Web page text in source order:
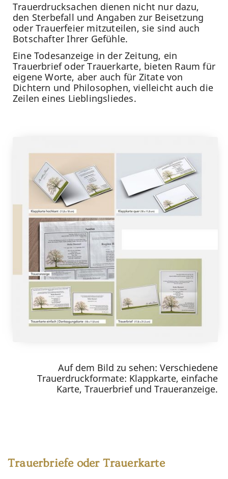
Trauerdrucksachen dienen nicht nur dazu,
den Sterbefall und Angaben zur Beisetzung
oder Trauerfeier mitzuteilen, sie sind auch
Botschafter Ihrer Gefühle.
Eine Todesanzeige in der Zeitung, ein
Trauerbrief oder Trauerkarte, bieten Raum für
eigene Worte, aber auch für Zitate von
Dichtern und Philosophen, vielleicht auch die
Zeilen eines Lieblingsliedes.
Auf dem Bild zu sehen: Verschiedene
Trauerdruckformate: Klappkarte, einfache
Karte, Trauerbrief und Traueranzeige.
Trauerbriefe oder Trauerkarte